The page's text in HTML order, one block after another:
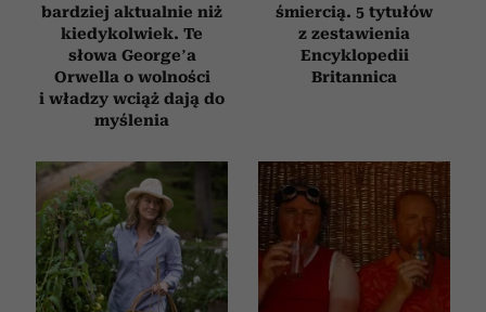
bardziej aktualnie niż
kiedykolwiek. Te
słowa George’a
Orwella o wolności
i władzy wciąż dają do
myślenia
śmiercią. 5 tytułów
z zestawienia
Encyklopedii
Britannica